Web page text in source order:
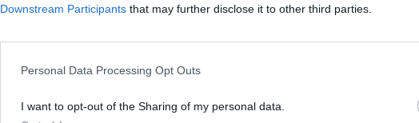
Downstream Participants that may further disclose it to other third parties.
Personal Data Processing Opt Outs
I want to opt-out of the Sharing of my personal data.
Ακολουθήστε το